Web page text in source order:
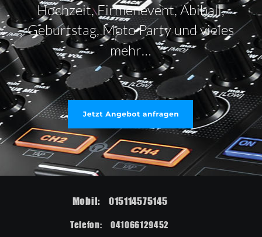
Hochzeit, Firmenevent, Abiball,
Geburtstag, Moto Party und vieles
mehr…
Telefon:    041066129452
Mobil:    015114575145